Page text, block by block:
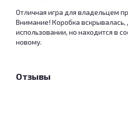
Отличная игра для владельцем
Внимание! Коробка вскрывалась,
использовании, но находится в
новому.
Отзывы